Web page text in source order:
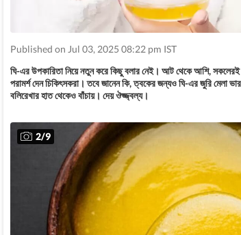
Published on Jul 03, 2025 08:22 pm IST
ঘি-এর উপকারিতা নিয়ে নতুন করে কিছু বলার নেই। আট থেকে আশি, সকলেরই
পরামর্শ দেন চিকিৎসকরা। তবে জানেন কি, ত্বকের জন্যও ঘি-এর জুরি মেলা
বলিরেখার হাত থেকেও বাঁচায়। দেয় ঔজ্জ্বল্য।
2/9